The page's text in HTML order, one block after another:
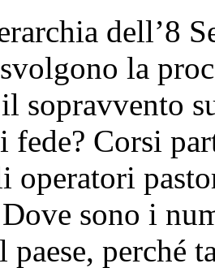
dell’8
la
sopravvento
fede? Corsi
operatori
sono i
paese, perché